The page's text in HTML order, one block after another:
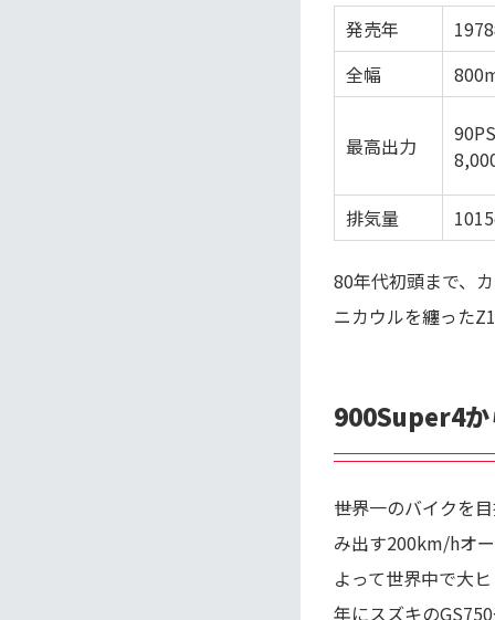
発売年
全幅
最高出力
排気量
80年代初頭まで、
ニカウルを纏った
900Super4か
――世界一のバイク
み出す200km/hオ
よって世界中で大
年にスズキの